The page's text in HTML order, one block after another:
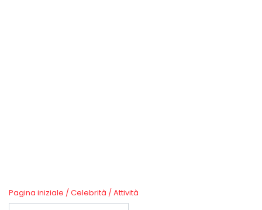
Pagina iniziale /Celebrità /Attività